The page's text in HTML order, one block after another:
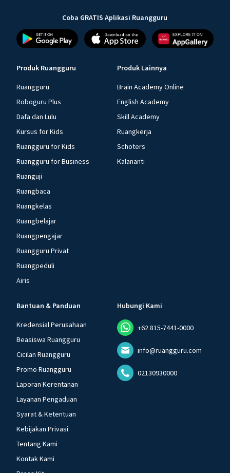
Coba GRATIS Aplikasi Ruangguru
Produk Ruangguru
Ruangguru
Roboguru Plus
Dafa dan Lulu
Kursus for Kids
Ruangguru for Kids
Ruangguru for Business
Ruanguji
Ruangbaca
Ruangkelas
Ruangbelajar
Ruangpengajar
Ruangguru Privat
Ruangpeduli
Airis
Produk Lainnya
Brain Academy Online
English Academy
Skill Academy
Ruangkerja
Schoters
Kalananti
Bantuan & Panduan
Kredensial Perusahaan
Beasiswa Ruangguru
Cicilan Ruangguru
Promo Ruangguru
Laporan Kerentanan
Layanan Pengaduan
Syarat & Ketentuan
Kebijakan Privasi
Tentang Kami
Kontak Kami
Hubungi Kami
+62 815-7441-0000
info@ruangguru.com
02130930000